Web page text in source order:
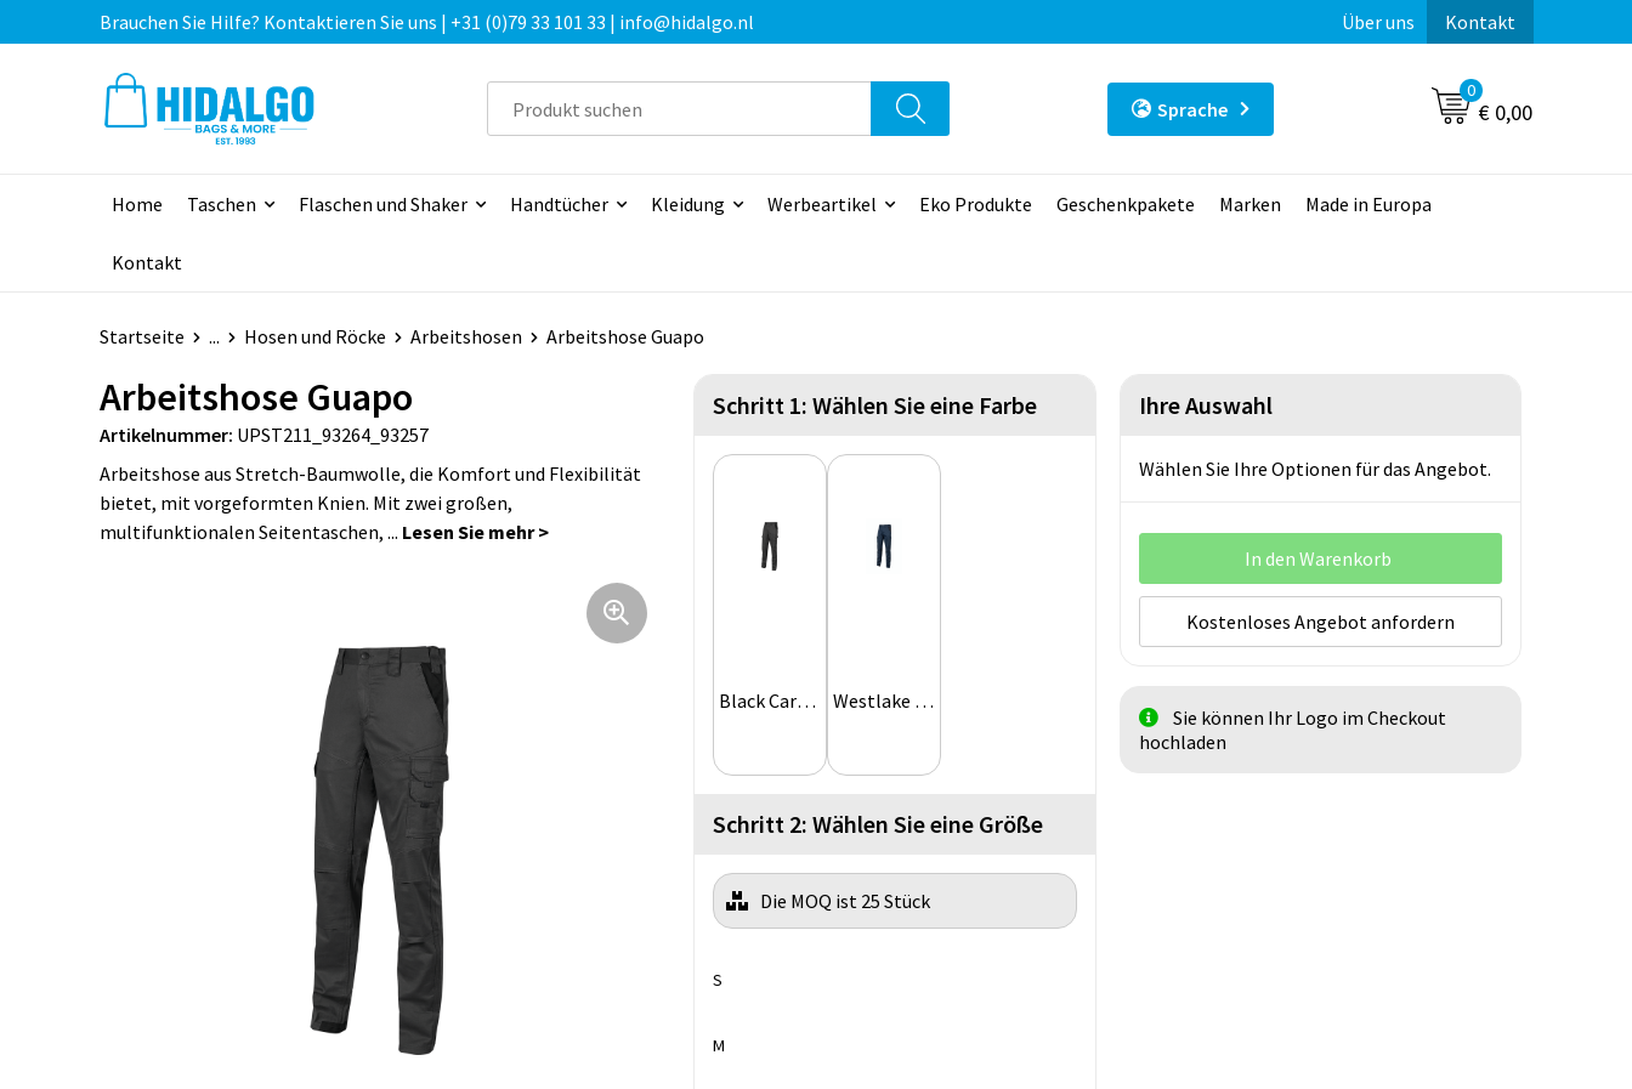
Brauchen Sie Hilfe? Kontaktieren Sie uns | +31 (0)79 33 101 33 | info@hidalgo.nl Über uns Kontakt
Sprache
0
€ 0,00
Home Taschen Flaschen und Shaker Handtücher Kleidung Werbeartikel Eko Produkte Geschenkpakete Marken Made in Europa
Kontakt
Startseite ... Hosen und Röcke Arbeitshosen Arbeitshose Guapo
Arbeitshose Guapo
Artikelnummer: UPST211_93264_93257
Arbeitshose aus Stretch-Baumwolle, die Komfort und Flexibilität
bietet, mit vorgeformten Knien. Mit zwei großen,
multifunktionalen Seitentaschen, ...
Schritt 1: Wählen Sie eine Farbe
Black Carbon Westlake Blue
Schritt 2: Wählen Sie eine Größe
Die MOQ ist 25 Stück
S
M
Ihre Auswahl
Wählen Sie Ihre Optionen für das Angebot.
In den Warenkorb
Kostenloses Angebot anfordern
Sie können Ihr Logo im Checkout
hochladen